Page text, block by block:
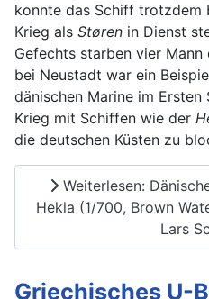
konnte das Schiff trotzdem
Krieg als Støren in Dienst
Gefechts starben vier Mann
bei Neustadt war ein
dänischen Marine im
Krieg mit Schiffen wie der
die deutschen Küsten zu
Weiterlesen:
Hekla (1/700, Brown
Lars
Griechisches U-